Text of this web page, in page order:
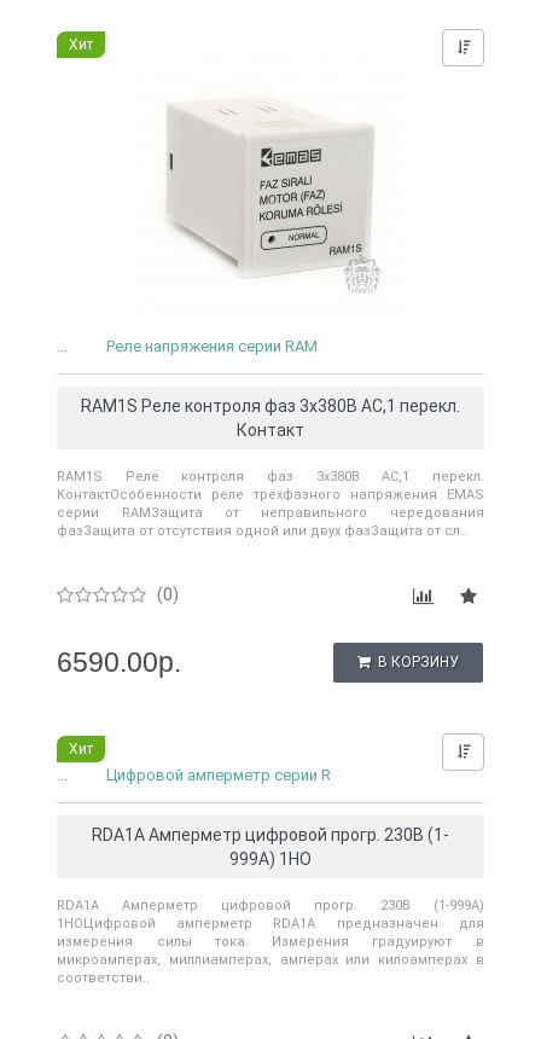
Хит
Реле напряжения серии RAM
RAM1S Реле контроля фаз 3х380В АС,1 перекл.
Контакт
RAM1S Реле контроля фаз 3х380В АС,1 перекл.
КонтактОсобенности реле трехфазного напряжения EMAS
серии RAMЗащита от неправильного чередования
фазЗащита от отсутствия одной или двух фазЗащита от сл..
(0)
6590.00р. В КОРЗИНУ
Хит
Цифровой амперметр серии R
RDA1A Амперметр цифровой прогр. 230В (1-
999А) 1НО
RDA1A Амперметр цифровой прогр. 230В (1-999А)
1НОЦифровой амперметр RDA1A предназначен для
измерения силы тока. Измерения градуируют в
микроамперах, миллиамперах, амперах или килоамперах в
соответстви..